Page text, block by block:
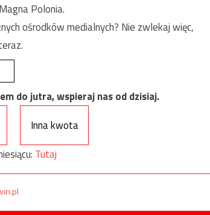
Polonia.
ośrodków medialnych? Nie zwlekaj więc,
do jutra, wspieraj nas od dzisiaj.
Inna kwota
Tutaj